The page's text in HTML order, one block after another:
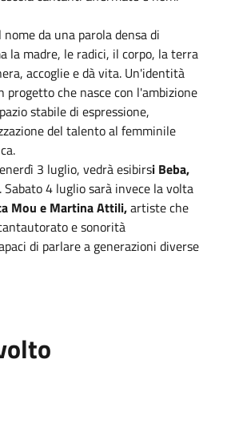
da una parola densa di
la madre, le radici, il corpo, la terra
accoglie e dà vita. Un'identità
progetto che nasce con l'ambizione
stabile di espressione,
del talento al femminile
3 luglio, vedrà esibirsi Beba,
. Sabato 4 luglio sarà invece la volta
Mou e Martina Attili,artiste che
e sonorità
di parlare a generazioni diverse